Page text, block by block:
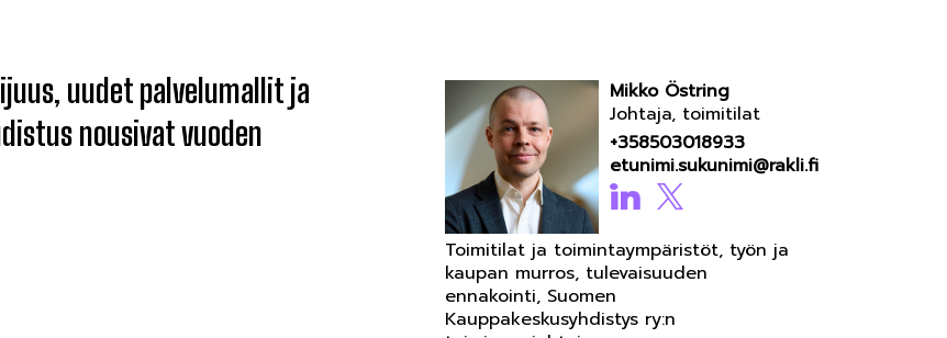
uudet palvelumallit ja
nousivat vuoden
Mikko Östring
Johtaja, toimitilat
+358503018933
etunimi.sukunimi@rakli.fi
Toimitilat ja toimintaympäristöt, työn ja
kaupan murros, tulevaisuuden
ennakointi, Suomen
Kauppakeskusyhdistys ry:n